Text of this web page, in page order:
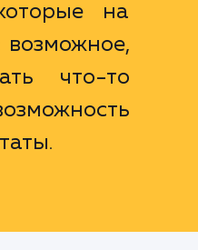
на
что-то